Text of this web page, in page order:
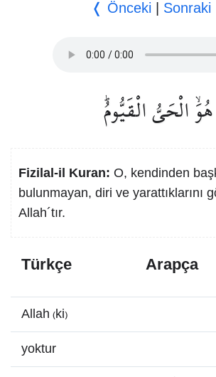
❬ Önceki Sonraki
هُوَۙ الْحَيُّ الْقَيُّومُۜ
Fizilal-il Kuran: O, kendinden
bulunmayan, diri ve yarattıklarını
Allah´tır.
Türkçe Arapça
Allah (ki)
yoktur